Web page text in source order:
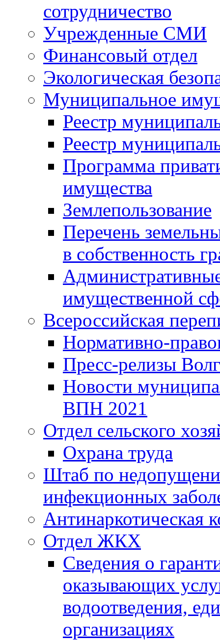
сотрудничество
Учрежденные СМИ
Финансовый отдел
Экологическая
Муниципальное
Реестр
Реестр
Программа
имущества
Землепользование
Перечень
в собственность
имущественной
Всероссийская
Нормативно-
Пресс-релизы
Новости
ВПН 2021
Отдел сельского
Охрана труда
Штаб по
инфекционных
Антинаркотическая
Отдел ЖКХ
Сведения о
оказывающих
водоотведения,
организациях